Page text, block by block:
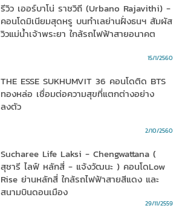
รีวิว เออร์บาโน่ ราชวิถี (Urbano Rajavithi) -
คอนโดมิเนียมสุดหรู บนทำเลย่านฝั่งธนฯ สัมผัส
วิวแม่น้ำเจ้าพระยา ใกล้รถไฟฟ้าสายอนาคต
15/1/2560
THE ESSE SUKHUMVIT 36 คอนโดติด BTS
ทองหล่อ เชื่อมต่อความสุขที่แตกต่างอย่าง
ลงตัว
2/10/2560
Sucharee Life Laksi - Chengwattana (
สุชารี ไลฟ์ หลักสี่ - แจ้งวัฒนะ ) คอนโดLow
Rise ย่านหลักสี่ ใกล้รถไฟฟ้าสายสีแดง และ
สนามบินดอนเมือง
29/11/2559